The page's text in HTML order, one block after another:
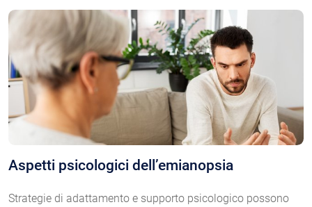
Aspetti psicologici dell’emianopsia
Strategie di adattamento e supporto psicologico possono